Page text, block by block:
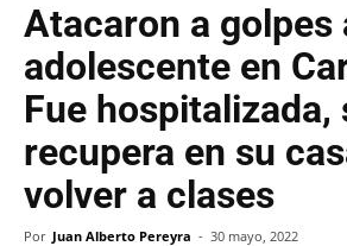
Atacaron a golpes
adolescente en
Fue hospitalizada,
recupera en su
volver a clases
Por Juan Alberto Pereyra - 30 mayo, 2022